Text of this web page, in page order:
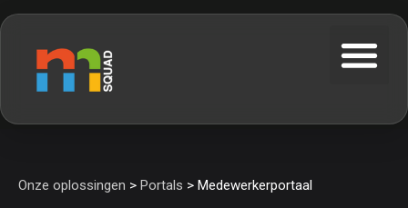
Onze oplossingen > Portals > Medewerkerportaal